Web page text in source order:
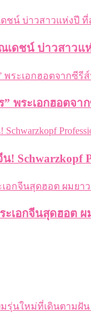
ดชน์ บ่าวสาวแ
พระเอกฮอตจ
! Schwarzkopf
ะเอกจีนสุดฮอต